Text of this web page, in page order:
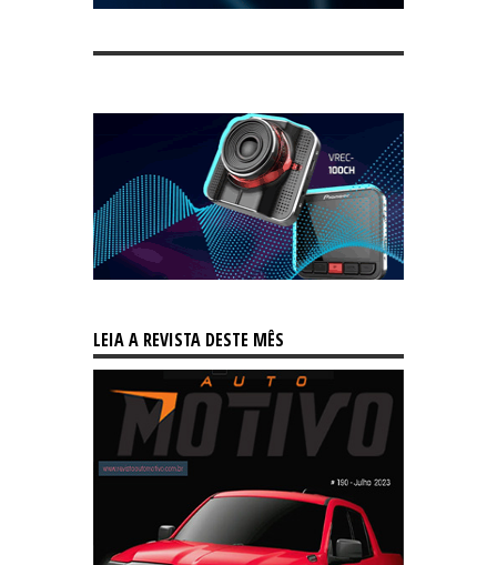
LEIA A REVISTA DESTE MÊS